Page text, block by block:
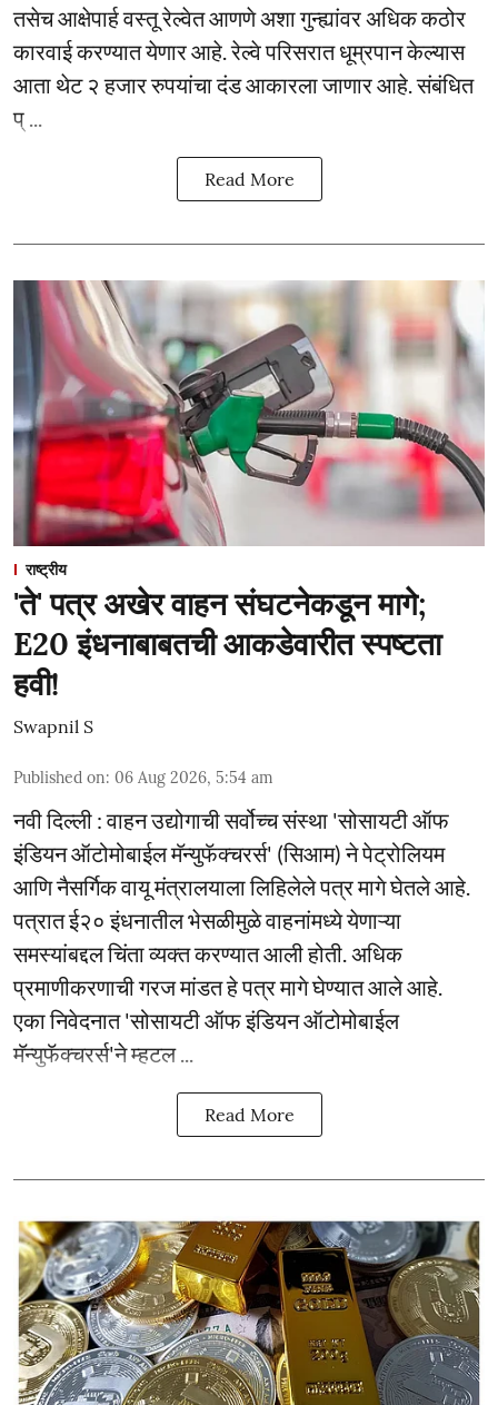
तसेच आक्षेपार्ह वस्तू रेल्वेत आणणे अशा गुन्ह्यांवर अधिक कठोर
कारवाई करण्यात येणार आहे. रेल्वे परिसरात धूम्रपान केल्यास
आता थेट २ हजार रुपयांचा दंड आकारला जाणार आहे. संबंधित
प् ...
Read More
राष्ट्रीय
'ते' पत्र अखेर वाहन संघटनेकडून मागे;
E20 इंधनाबाबतची आकडेवारीत स्पष्टता
हवी!
Swapnil S
Published on: 06 Aug 2026, 5:54 am
नवी दिल्ली : वाहन उद्योगाची सर्वोच्च संस्था 'सोसायटी ऑफ
इंडियन ऑटोमोबाईल मॅन्युफॅक्चरर्स' (सिआम) ने पेट्रोलियम
आणि नैसर्गिक वायू मंत्रालयाला लिहिलेले पत्र मागे घेतले आहे.
पत्रात ई२० इंधनातील भेसळीमुळे वाहनांमध्ये येणाऱ्या
समस्यांबद्दल चिंता व्यक्त करण्यात आली होती. अधिक
प्रमाणीकरणाची गरज मांडत हे पत्र मागे घेण्यात आले आहे.
एका निवेदनात 'सोसायटी ऑफ इंडियन ऑटोमोबाईल
मॅन्युफॅक्चरर्स'ने म्हटल ...
Read More